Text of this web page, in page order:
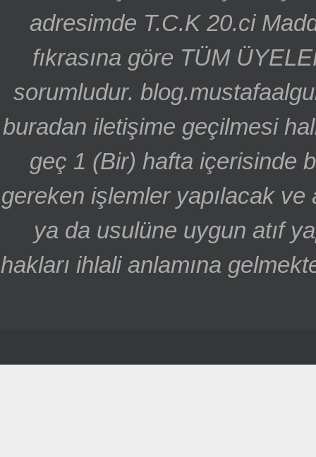
adresimde T.C.K 20.ci
fıkrasına göre TÜM
sorumludur.
buradan iletişime geçilmesi
geç 1 (Bir) hafta içerisinde
gereken işlemler yapılacak ve
ya da usulüne uygun atıf
hakları ihlali anlamına